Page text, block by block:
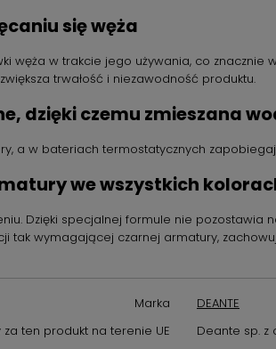
się węża
węża w trakcie jego używania, co
trwałość i niezawodność produktu.
dzięki czemu zmieszana
a w bateriach termostatycznych
we wszystkich
Dzięki specjalnej formule nie pozostawia
tak wymagającej czarnej armatury,
Marka
DEANTE
ten produkt na terenie UE
Deante sp. z